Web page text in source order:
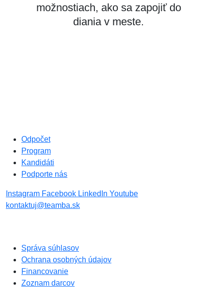
možnostiach, ako sa zapojiť do
diania v meste.
Odpočet
Program
Kandidáti
Podporte nás
Instagram Facebook LinkedIn Youtube
kontaktuj@teamba.sk
Správa súhlasov
Ochrana osobných údajov
Financovanie
Zoznam darcov